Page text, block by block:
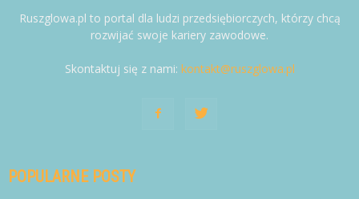
Ruszglowa.pl to portal dla ludzi przedsiębiorczych, którzy chcą
rozwijać swoje kariery zawodowe.
Skontaktuj się z nami: kontakt@ruszglowa.pl
POPULARNE POSTY